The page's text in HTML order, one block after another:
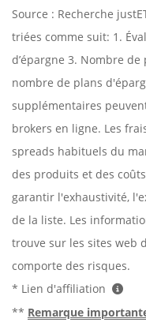
Source : Recherche
triées comme suit: 1.
d’épargne 3. Nombre
nombre de plans
supplémentaires
brokers en ligne. Les
spreads habituels du
des produits et des
garantir l'exhaustivité,
de la liste. Les
trouve sur les sites web
comporte des risques.
* Lien d'affiliation
** Remarque